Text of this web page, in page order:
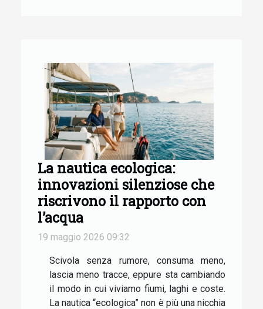
La nautica ecologica:
innovazioni silenziose che
riscrivono il rapporto con
l’acqua
19 maggio 2026 09:32
Scivola senza rumore, consuma meno,
lascia meno tracce, eppure sta cambiando
il modo in cui viviamo fiumi, laghi e coste.
La nautica “ecologica” non è più una nicchia